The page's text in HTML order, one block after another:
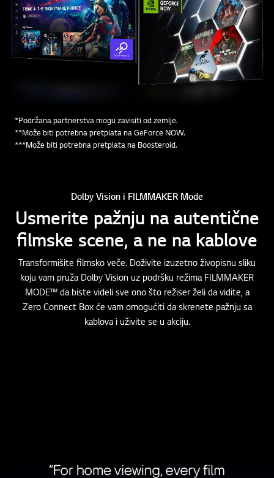
*Podržana partnerstva mogu zavisiti od zemlje.
**Može biti potrebna pretplata na GeForce NOW.
***Može biti potrebna pretplata na Boosteroid.
Dolby Vision i FILMMAKER Mode
Usmerite pažnju na autentične
filmske scene, a ne na kablove
Transformišite filmsko veče. Doživite izuzetno živopisnu sliku
koju vam pruža Dolby Vision uz podršku režima FILMMAKER
MODE™ da biste videli sve ono što režiser želi da vidite, a
Zero Connect Box će vam omogućiti da skrenete pažnju sa
kablova i uživite se u akciju.